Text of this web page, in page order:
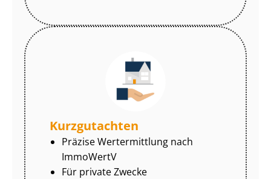
Kurzgutachten
Präzise Wertermittlung nach
ImmoWertV
Für private Zwecke